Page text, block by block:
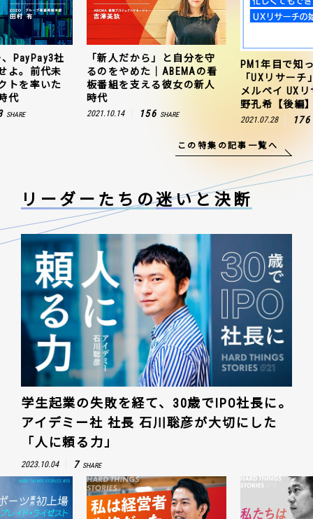
PayPay3社
よ。前代未
トを率いた
代
SHARE
「新人だから」と自分を守
るのをやめた｜ABEMAの看
板番組を支える彼女の新人
時代
2021.10.14 156 SHARE
PM1年目で知
「UXリサー
メルペイ UX
野孔希【後編
2021.07.28 176
この特集の記事一覧へ
リーダーたちの迷いと決断
学生起業の失敗を経て、30歳でIPO社長に。
アイデミー社 社長 石川聡彦が大切にした
「人に頼る力」
2023.10.04 7 SHARE